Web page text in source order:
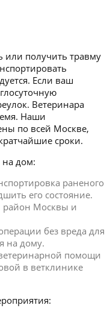
или получить травму
Если ваш
Ветеринара
Наши
по всей Москве,
сроки.
на дом:
раненого
его состояние.
район Москвы и
без вреда для
на дому.
помощи
в ветклинике